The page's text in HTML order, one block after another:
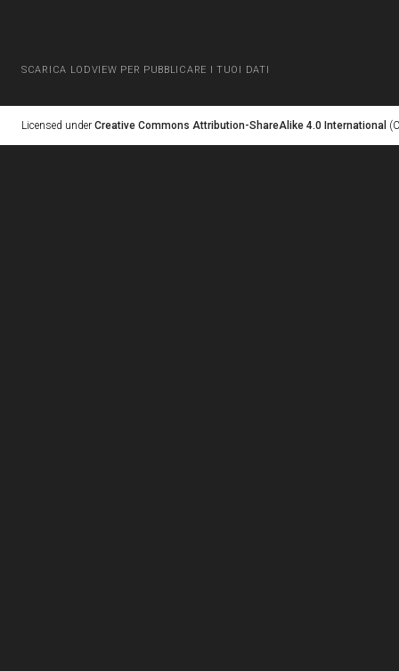
SCARICA LODVIEW PER PUBBLICARE I TUOI DATI
Licensed under Creative Commons Attribution-ShareAlike 4.0 International